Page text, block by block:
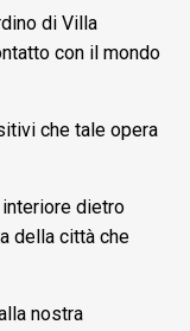
di Villa
con il mondo
che tale opera
dietro
della città che
nostra